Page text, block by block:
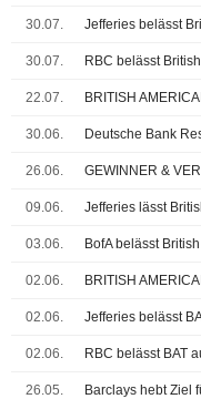
30.07. Jefferies belässt
30.07. RBC belässt
22.07.
30.06. Deutsche Bank
26.06. GEWINNER &
09.06. Jefferies lässt
03.06.
02.06. BRITISH
02.06. Jefferies belässt
02.06. RBC belässt BAT
26.05. Barclays hebt Ziel